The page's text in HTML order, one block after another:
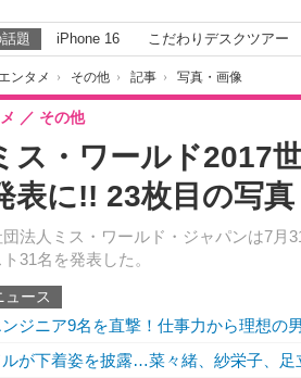
題 iPhone 16 こだわりデスクツアー
エンタメ › その他 › 記事 › 写真・画像
ス・ワールド2017
表に!! 23枚目の写
法人ミス・ワールド・ジャパンは7月
31名を発表した。
その他
ュース
ジニア9名を直撃！仕事力から理想の
が下着姿を披露…菜々緒、紗栄子、足